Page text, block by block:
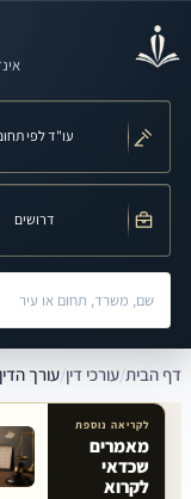
עו"ד לפי
דרושים
חיפוש לפי שם, משרד,
דף הבית/עורכי דין/עורך
מאמרים קשורים
לקריאה נוספת
מאמרים
שכדאי
לקרוא